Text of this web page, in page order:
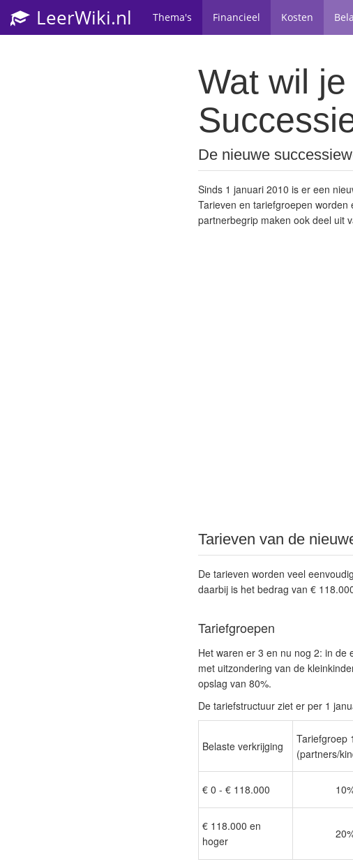
LeerWiki.nl Thema's Financieel Kosten
Wat wil
De nieuwe
Sinds 1 januari 2010 is er een
Tarieven en tariefgroepen
partnerbegrip maken ook deel uit
Tarieven van de
De tarieven worden veel
daarbij is het bedrag van €
Tariefgroepen
Het waren er 3 en nu nog 2: in
met uitzondering van de
opslag van 80%.
De tariefstructuur ziet er per 1
Belaste verkrijging
Tariefgroep 1
(partners/
€ 0 - € 118.000
€ 118.000 en
hoger